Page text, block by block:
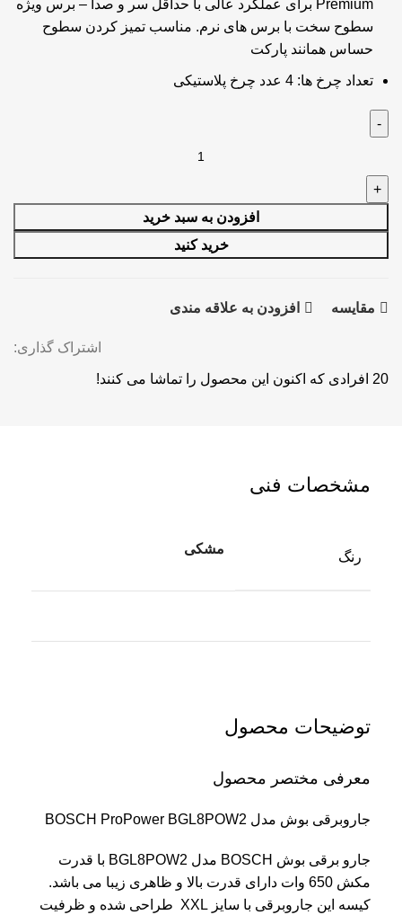
Premium برای عملکرد عالی با حداقل سر و صدا – برس ویژه
سطوح سخت با برس های نرم. مناسب تمیز کردن سطوح
حساس همانند پارکت
تعداد چرخ ها: 4 عدد چرخ پلاستیکی
مدل
ProPower
BGL8POW2
افزودن به سبد خرید
خرید کنید
مقايسه افزودن به علاقه مندی
اشتراک گذاری:
20 افرادی که اکنون این محصول را تماشا می کنند!
توضیحات محصول
معرفی مختصر محصول
جاروبرقی بوش مدل BOSCH ProPower BGL8POW2
جارو برقی بوش BOSCH مدل BGL8POW2 با قدرت
مکش 650 وات دارای قدرت بالا و ظاهری زیبا می باشد.
کیسه این جاروبرقی با سایز XXL طراحی شده و ظرفیت
مشخصات فنی
رنگ
مشکی